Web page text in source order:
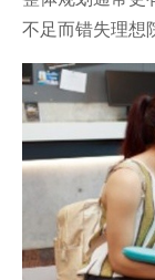
不足而错失理想